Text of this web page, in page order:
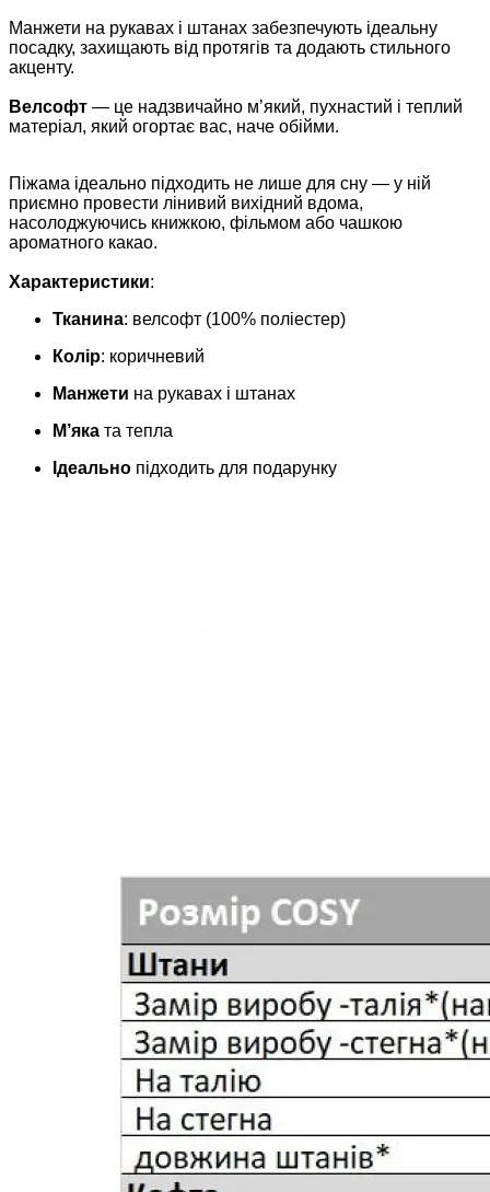
Манжети на рукавах і штанах забезпечують ідеальну
посадку, захищають від протягів та додають стильного
акценту.
Велсофт — це надзвичайно м’який, пухнастий і теплий
матеріал, який огортає вас, наче обійми.
Піжама ідеально підходить не лише для сну — у ній
приємно провести лінивий вихідний вдома,
насолоджуючись книжкою, фільмом або чашкою
ароматного какао.
Характеристики:
Тканина: велсофт (100% поліестер)
Колір: коричневий
Манжети на рукавах і штанах
М’яка та тепла
Ідеально підходить для подарунку